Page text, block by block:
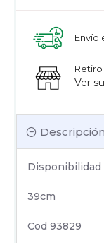
Descripción
Disponibilidad
39cm
Cod 93829
Envío
Retiro
Ver